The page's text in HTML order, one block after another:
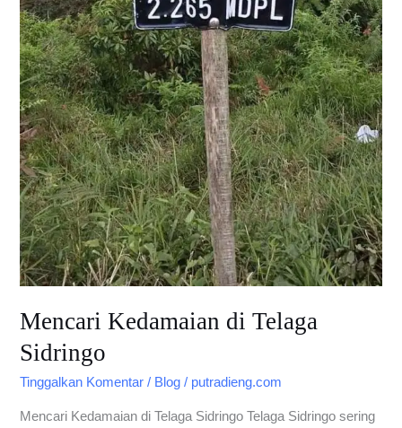
Mencari Kedamaian di Telaga
Sidringo
Tinggalkan Komentar / Blog / putradieng.com
Mencari Kedamaian di Telaga Sidringo Telaga Sidringo sering